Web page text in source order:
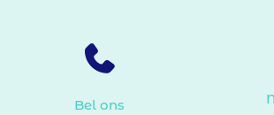
Bel ons